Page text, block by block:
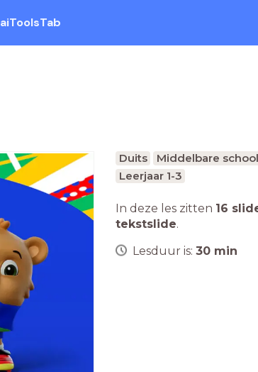
aiToolsTab
Duits Middelbare school
Leerjaar 1-3
In deze les zitten 16
tekstslide.
Lesduur is: 30 min